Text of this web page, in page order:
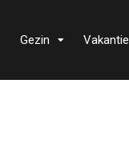
Gezin Vakantie